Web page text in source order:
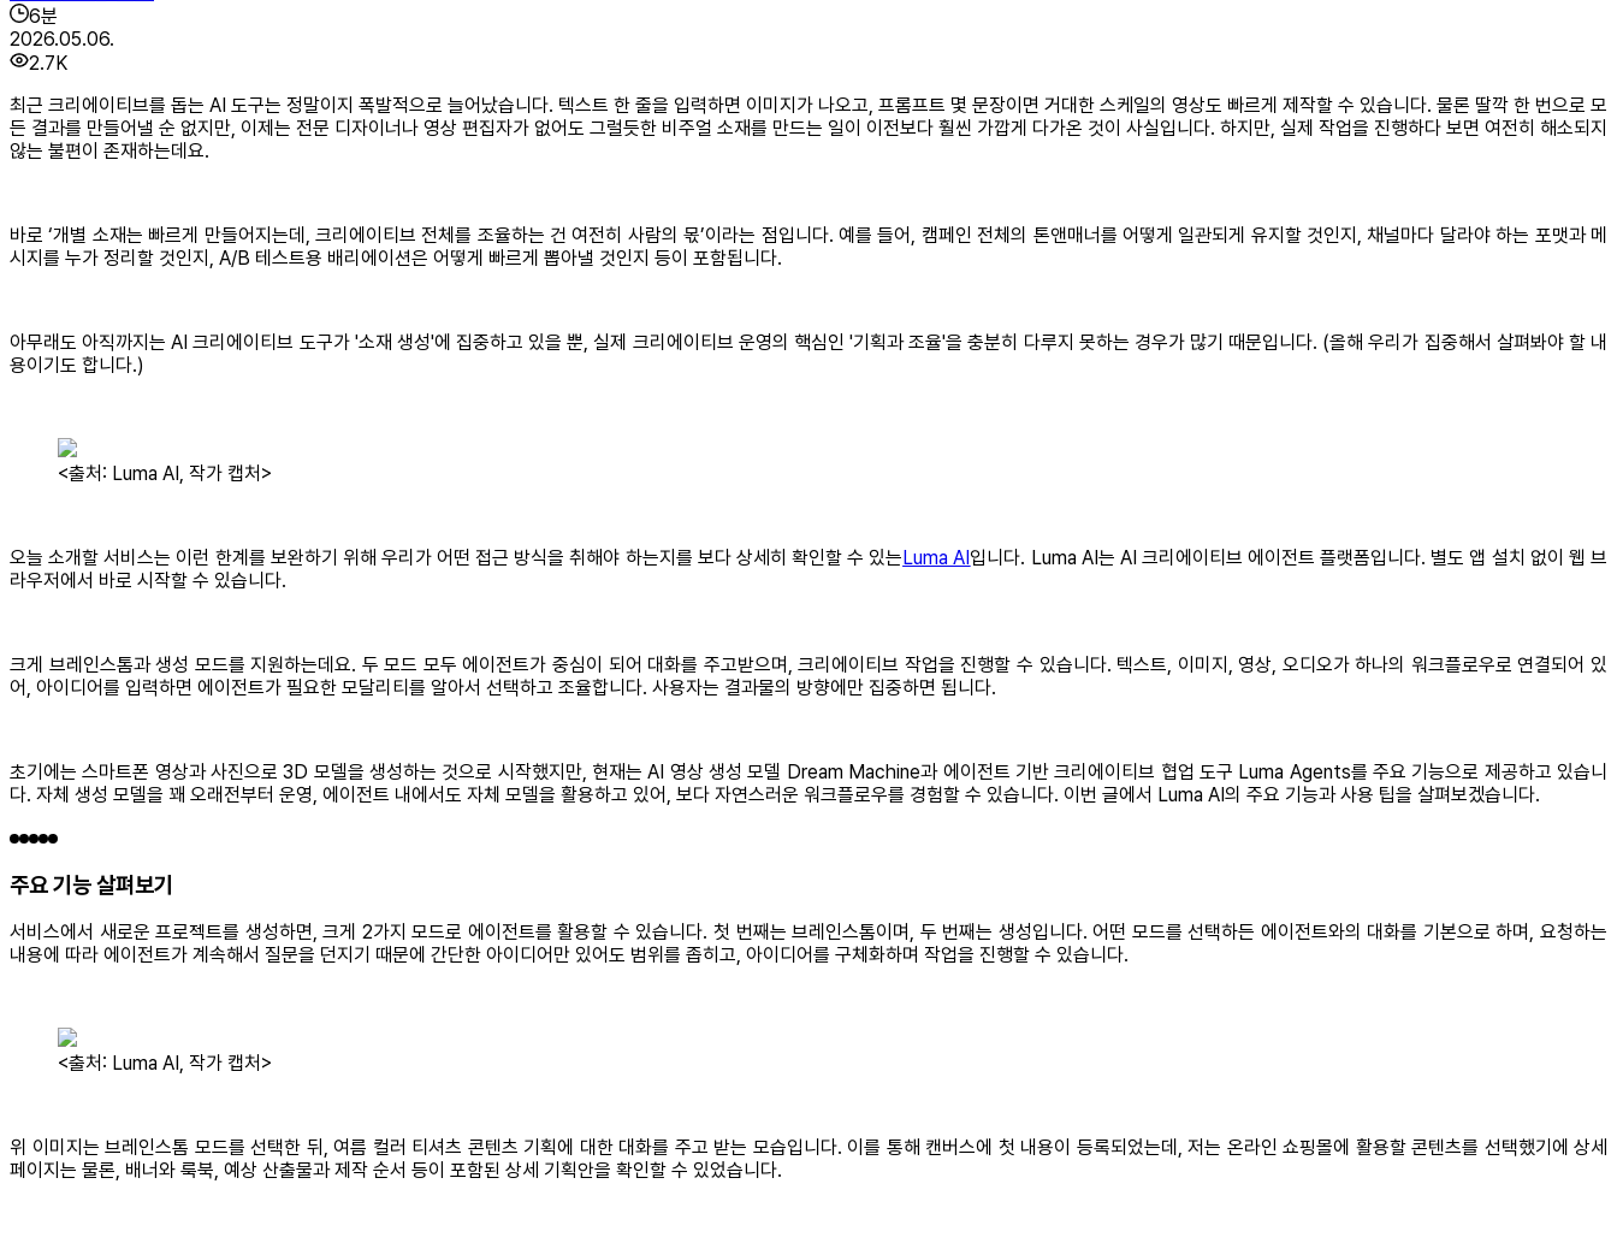
6분
2026.05.06.
2.7K
최근 크리에이티브를 돕는 AI 도구는 정말이지 폭발적으로 늘어났습니다. 텍스트 한 줄을 입력하면 이미지가 나오고, 프롬프트 몇 문장이면 거대한 스케일의 영상도 빠르게 제작할 수 있습니다. 물론 딸깍 한 번으로 모
든 결과를 만들어낼 순 없지만, 이제는 전문 디자이너나 영상 편집자가 없어도 그럴듯한 비주얼 소재를 만드는 일이 이전보다 훨씬 가깝게 다가온 것이 사실입니다. 하지만, 실제 작업을 진행하다 보면 여전히 해소되지
않는 불편이 존재하는데요.
바로 ‘개별 소재는 빠르게 만들어지는데, 크리에이티브 전체를 조율하는 건 여전히 사람의 몫’이라는 점입니다. 예를 들어, 캠페인 전체의 톤앤매너를 어떻게 일관되게 유지할 것인지, 채널마다 달라야 하는 포맷과 메
시지를 누가 정리할 것인지, A/B 테스트용 배리에이션은 어떻게 빠르게 뽑아낼 것인지 등이 포함됩니다.
아무래도 아직까지는 AI 크리에이티브 도구가 '소재 생성'에 집중하고 있을 뿐, 실제 크리에이티브 운영의 핵심인 '기획과 조율'을 충분히 다루지 못하는 경우가 많기 때문입니다. (올해 우리가 집중해서 살펴봐야 할 내
용이기도 합니다.)
<출처: Luma AI, 작가 캡처>
오늘 소개할 서비스는 이런 한계를 보완하기 위해 우리가 어떤 접근 방식을 취해야 하는지를 보다 상세히 확인할 수 있는Luma AI입니다. Luma AI는 AI 크리에이티브 에이전트 플랫폼입니다. 별도 앱 설치 없이 웹 브
라우저에서 바로 시작할 수 있습니다.
크게 브레인스톰과 생성 모드를 지원하는데요. 두 모드 모두 에이전트가 중심이 되어 대화를 주고받으며, 크리에이티브 작업을 진행할 수 있습니다. 텍스트, 이미지, 영상, 오디오가 하나의 워크플로우로 연결되어 있
어, 아이디어를 입력하면 에이전트가 필요한 모달리티를 알아서 선택하고 조율합니다. 사용자는 결과물의 방향에만 집중하면 됩니다.
초기에는 스마트폰 영상과 사진으로 3D 모델을 생성하는 것으로 시작했지만, 현재는 AI 영상 생성 모델 Dream Machine과 에이전트 기반 크리에이티브 협업 도구 Luma Agents를 주요 기능으로 제공하고 있습니
다. 자체 생성 모델을 꽤 오래전부터 운영, 에이전트 내에서도 자체 모델을 활용하고 있어, 보다 자연스러운 워크플로우를 경험할 수 있습니다. 이번 글에서 Luma AI의 주요 기능과 사용 팁을 살펴보겠습니다.
주요 기능 살펴보기
서비스에서 새로운 프로젝트를 생성하면, 크게 2가지 모드로 에이전트를 활용할 수 있습니다. 첫 번째는 브레인스톰이며, 두 번째는 생성입니다. 어떤 모드를 선택하든 에이전트와의 대화를 기본으로 하며, 요청하는
내용에 따라 에이전트가 계속해서 질문을 던지기 때문에 간단한 아이디어만 있어도 범위를 좁히고, 아이디어를 구체화하며 작업을 진행할 수 있습니다.
<출처: Luma AI, 작가 캡처>
위 이미지는 브레인스톰 모드를 선택한 뒤, 여름 컬러 티셔츠 콘텐츠 기획에 대한 대화를 주고 받는 모습입니다. 이를 통해 캔버스에 첫 내용이 등록되었는데, 저는 온라인 쇼핑몰에 활용할 콘텐츠를 선택했기에 상세
페이지는 물론, 배너와 룩북, 예상 산출물과 제작 순서 등이 포함된 상세 기획안을 확인할 수 있었습니다.